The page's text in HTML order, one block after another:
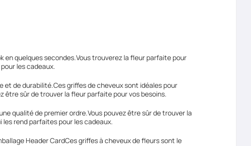
en quelques secondes.Vous trouverez la fleur parfaite pour
les cadeaux.
de durabilité.Ces griffes de cheveux sont idéales pour
être sûr de trouver la fleur parfaite pour vos besoins.
qualité de premier ordre.Vous pouvez être sûr de trouver la
rend parfaites pour les cadeaux.
Header CardCes griffes à cheveux de fleurs sont le